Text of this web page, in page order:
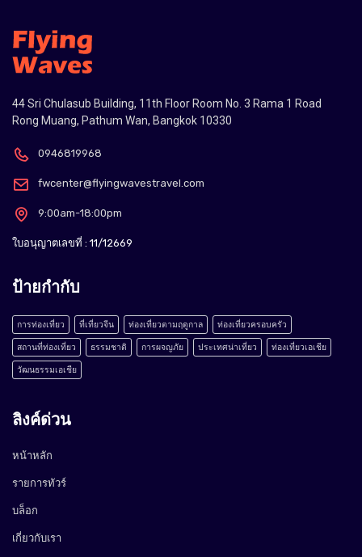
44 Sri Chulasub Building, 11th Floor Room No. 3 Rama 1 Road
Rong Muang, Pathum Wan, Bangkok 10330
0946819968
fwcenter@flyingwavestravel.com
9:00am-18:00pm
ใบอนุญาตเลขที่ : 11/12669
ป้ายกำกับ
การท่องเที่ยว ที่เที่ยวจีน ท่องเที่ยวตามฤดูกาล ท่องเที่ยวครอบครัว
สถานที่ท่องเที่ยว ธรรมชาติ การผจญภัย ประเทศน่าเที่ยว ท่องเที่ยวเอเชีย
วัฒนธรรมเอเชีย
ลิงค์ด่วน
หน้าหลัก
รายการทัวร์
บล็อก
เกี่ยวกับเรา